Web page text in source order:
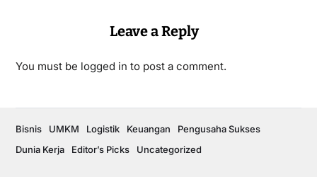
Leave a Reply
You must be logged in to post a comment.
Bisnis UMKM Logistik Keuangan
Pengusaha Sukses
Dunia Kerja
Editor’s Picks Uncategorized